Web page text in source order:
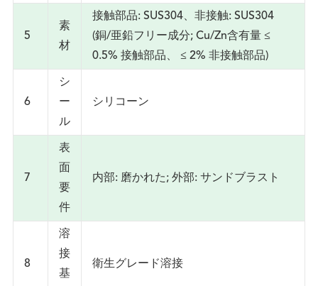
5
素
材
接触部品: SUS304、非接触: SUS304
(銅/亜鉛フリー成分; Cu/Zn含有量 ≤
0.5% 接触部品、 ≤ 2% 非接触部品)
6
シ
ー
ル
シリコーン
7
表
面
要
件
内部: 磨かれた; 外部: サンドブラスト
8
溶
接
基
衛生グレード溶接